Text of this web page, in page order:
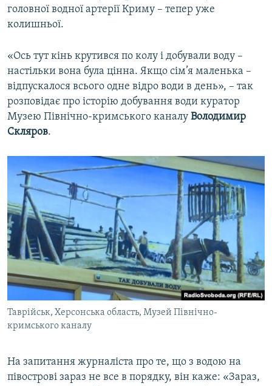
головної водної артерії Криму – тепер уже
колишньої.
«Ось тут кінь крутився по колу і добували воду –
настільки вона була цінна. Якщо сім’я маленька –
відпускалося всього одне відро води в день», – так
розповідає про історію добування води куратор
Музею Північно-кримського каналу Володимир
Скляров.
Таврійськ, Херсонська область, Музей Північно-
кримського каналу
На запитання журналіста про те, що з водою на
півострові зараз не все в порядку, він каже: «Зараз,